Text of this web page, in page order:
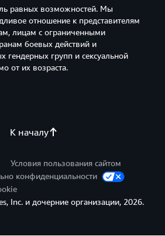
К началу
равных возможностей. Мы
отношение к представителям
лицам с ограниченными
боевых действий и
гендерных групп и сексуальной
от их возраста.
Условия пользования сайтом
конфиденциальности
Inc. и дочерние организации, 2026.